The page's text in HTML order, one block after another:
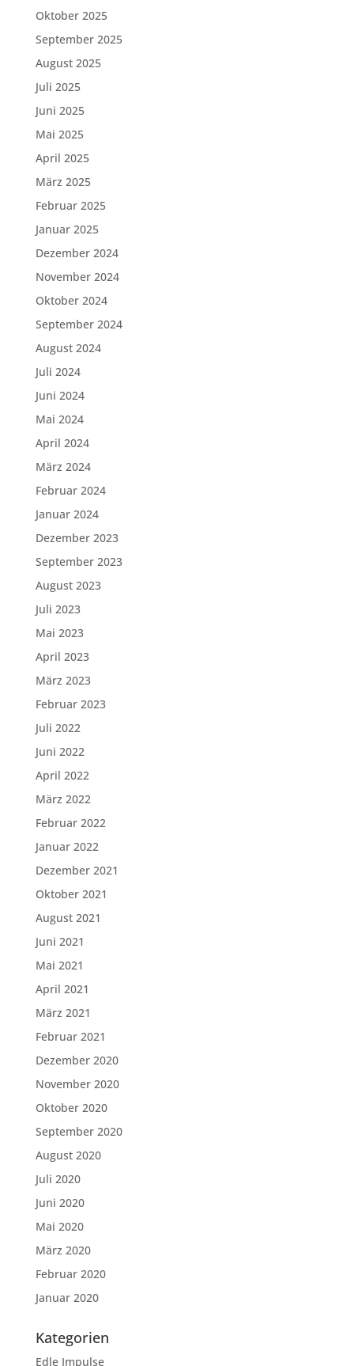
Oktober 2025
September 2025
August 2025
Juli 2025
Juni 2025
Mai 2025
April 2025
März 2025
Februar 2025
Januar 2025
Dezember 2024
November 2024
Oktober 2024
September 2024
August 2024
Juli 2024
Juni 2024
Mai 2024
April 2024
März 2024
Februar 2024
Januar 2024
Dezember 2023
September 2023
August 2023
Juli 2023
Mai 2023
April 2023
März 2023
Februar 2023
Juli 2022
Juni 2022
April 2022
März 2022
Februar 2022
Januar 2022
Dezember 2021
Oktober 2021
August 2021
Juni 2021
Mai 2021
April 2021
März 2021
Februar 2021
Dezember 2020
November 2020
Oktober 2020
September 2020
August 2020
Juli 2020
Juni 2020
Mai 2020
März 2020
Februar 2020
Januar 2020
Kategorien
Edle Impulse